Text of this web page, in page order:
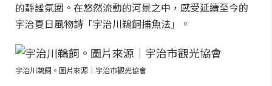
的靜謐氛圍。在悠然流動的河景之中，感受延續至今的
宇治夏日風物詩「宇治川鵜飼捕魚法」。
宇治川鵜飼。圖片來源｜宇治市觀光協會